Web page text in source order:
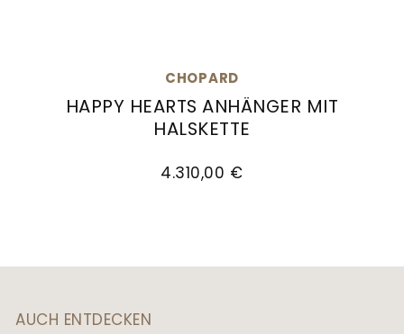
CHOPARD
HAPPY HEARTS ANHÄNGER MIT
HALSKETTE
4.310,00 €
AUCH ENTDECKEN